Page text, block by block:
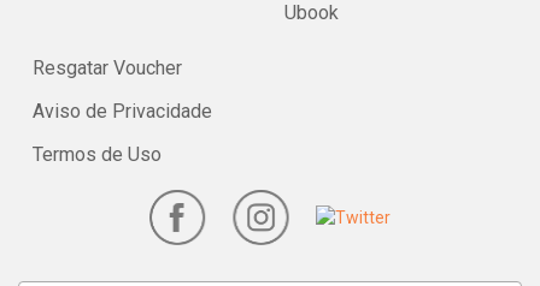
Ubook
Resgatar Voucher
Aviso de Privacidade
Termos de Uso